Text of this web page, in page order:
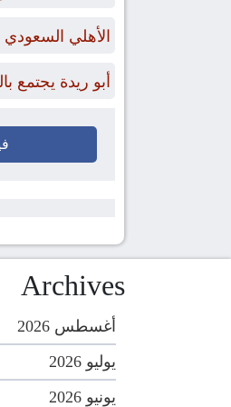
الأهلي
أبو ريدة
Archives
أغسطس 2026
يوليو 2026
يونيو 2026